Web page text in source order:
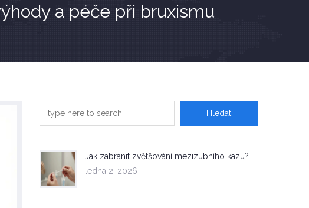
a péče při bruxismu
Jak zabránit zvětšování mezizubního kazu?
ledna 2, 2026